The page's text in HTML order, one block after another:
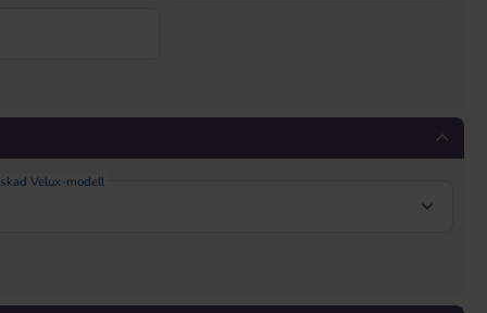
Velux-modell